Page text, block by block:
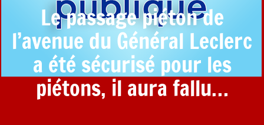
Le passage piéton de
l’avenue du Général Leclerc
a été sécurisé pour les
piétons, il aura fallu…